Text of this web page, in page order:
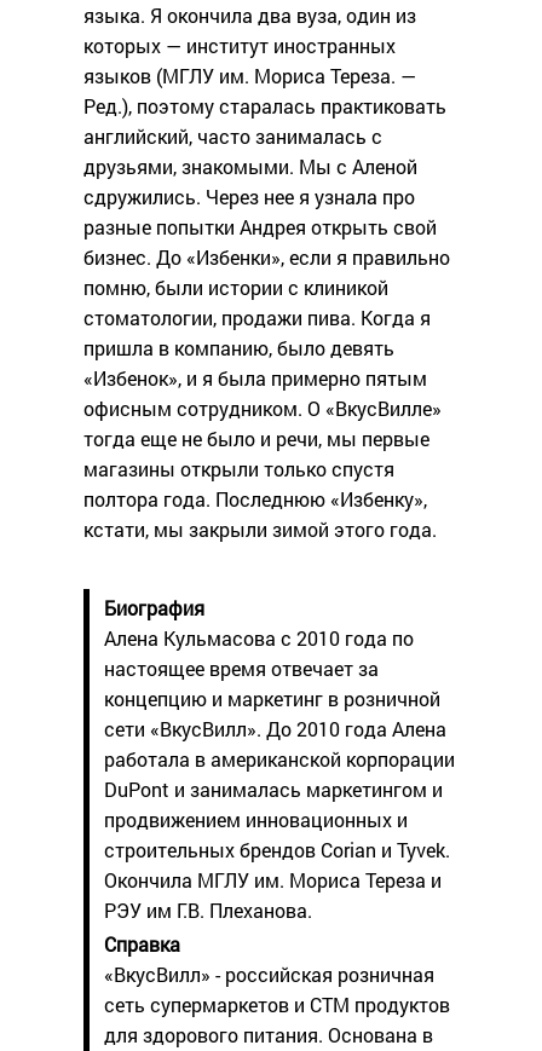
языка. Я окончила два вуза, один из
которых — институт иностранных
языков (МГЛУ им. Мориса Тереза. —
Ред.), поэтому старалась практиковать
английский, часто занималась с
друзьями, знакомыми. Мы с Аленой
сдружились. Через нее я узнала про
разные попытки Андрея открыть свой
бизнес. До «Избенки», если я правильно
помню, были истории с клиникой
стоматологии, продажи пива. Когда я
пришла в компанию, было девять
«Избенок», и я была примерно пятым
офисным сотрудником. О «ВкусВилле»
тогда еще не было и речи, мы первые
магазины открыли только спустя
полтора года. Последнюю «Избенку»,
кстати, мы закрыли зимой этого года.
Биография
Алена Кульмасова с 2010 года по
настоящее время отвечает за
концепцию и маркетинг в розничной
сети «ВкусВилл». До 2010 года Алена
работала в американской корпорации
DuPont и занималась маркетингом и
продвижением инновационных и
строительных брендов Corian и Tyvek.
Окончила МГЛУ им. Мориса Тереза и
РЭУ им Г.В. Плеханова.
Справка
«ВкусВилл» - российская розничная
сеть супермаркетов и СТМ продуктов
для здорового питания. Основана в